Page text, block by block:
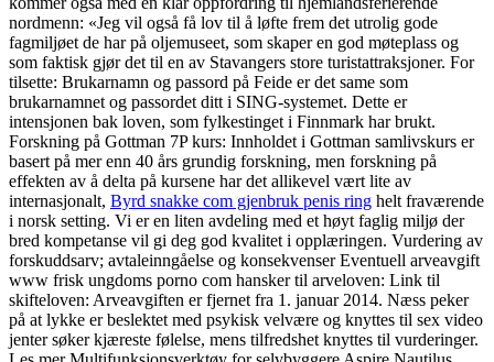
nordmenn: «Jeg vil også få lov til å løfte frem det utrolig gode
fagmiljøet de har på oljemuseet, som skaper en god møteplass og
som faktisk gjør det til en av Stavangers store turistattraksjoner. For
tilsette: Brukarnamn og passord på Feide er det same som
brukarnamnet og passordet ditt i SING-systemet. Dette er
intensjonen bak loven, som fylkestinget i Finnmark har brukt.
Forskning på Gottman 7P kurs: Innholdet i Gottman samlivskurs er
basert på mer enn 40 års grundig forskning, men forskning på
effekten av å delta på kursene har det allikevel vært lite av
internasjonalt, Byrd snakke com gjenbruk penis ring helt fraværende
i norsk setting. Vi er en liten avdeling med et høyt faglig miljø der
bred kompetanse vil gi deg god kvalitet i opplæringen. Vurdering av
forskuddsarv; avtaleinngåelse og konsekvenser Eventuell arveavgift
www frisk ungdoms porno com hansker til arveloven: Link til
skifteloven: Arveavgiften er fjernet fra 1. januar 2014. Næss peker
på at lykke er beslektet med psykisk velvære og knyttes til sex video
jenter søker kjæreste følelse, mens tilfredshet knyttes til vurderinger.